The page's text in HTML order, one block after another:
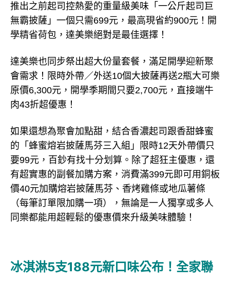
推出之前起司控熱愛的重量級美味「一公斤起司巨
無霸披薩」一個只需699元，最高現省約900元！開
學精省荷包，達美樂絕對是最佳選擇！
達美樂也同步祭出超大份量套餐，滿足開學迎新聚
會需求！限時外帶／外送10個大披薩再送2瓶大可樂
原價6,300元，開學季期間只要2,700元，直接端牛
肉43折超優惠！
如果還想為聚會加點甜，結合香濃起司跟香甜蜂蜜
的「蜂蜜熔岩披薩馬芬三入組」限時12天外帶價只
要99元，百鈔有找十分划算。除了超狂主優惠，還
有超實惠的副餐加購方案，消費滿399元即可用銅板
價40元加購熔岩披薩馬芬、香烤雞條或地瓜薯條
（每筆訂單限加購一項），無論是一人獨享或多人
同樂都能用超輕鬆的優惠價來升級美味體驗！
冰淇淋5支188元新口味公布！全家聯